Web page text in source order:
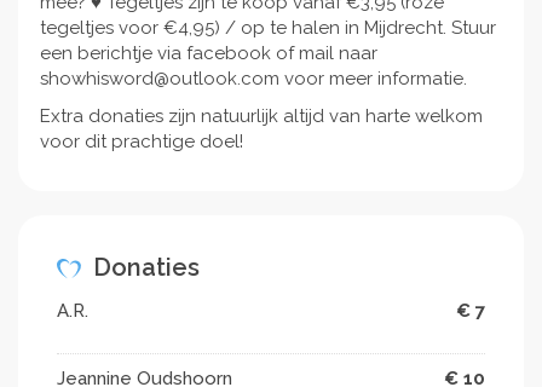
tegeltjes voor €4,95) / op te halen in Mijdrecht. Stuur
een berichtje via facebook of mail naar
showhisword@outlook.com voor meer informatie.
Extra donaties zijn natuurlijk altijd van harte welkom
voor dit prachtige doel!
Donaties
A.R. € 7
Jeannine Oudshoorn € 10